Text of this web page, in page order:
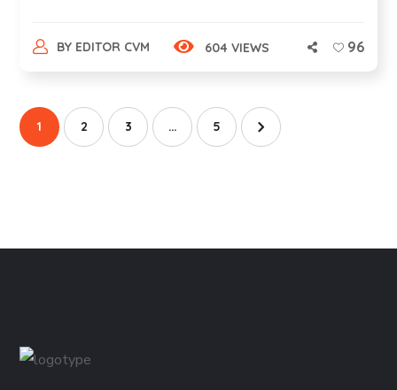
BY EDITOR CVM 604 VIEWS 96
1 2 3 … 5